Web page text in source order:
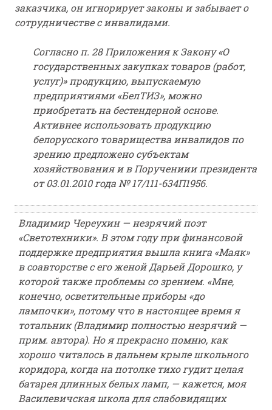
заказчика, он игнорирует законы и забывает о
сотрудничестве с инвалидами.
Согласно п. 28 Приложения к Закону «О
государственных закупках товаров (работ,
услуг)» продукцию, выпускаемую
предприятиями «БелТИЗ», можно
приобретать на бестендерной основе.
Активнее использовать продукцию
белорусского товарищества инвалидов по
зрению предложено субъектам
хозяйствования и в Поручениии президента
от 03.01.2010 года № 17/111-634П1956.
Владимир Череухин — незрячий поэт
«Светотехники». В этом году при финансовой
поддержке предприятия вышла книга «Маяк»
в соавторстве с его женой Дарьей Дорошко, у
которой также проблемы со зрением. «Мне,
конечно, осветительные приборы «до
лампочки», потому что в настоящее время я
тотальник (Владимир полностью незрячий —
прим. автора). Но я прекрасно помню, как
хорошо читалось в дальнем крыле школьного
коридора, когда на потолке тихо гудит целая
батарея длинных белых ламп, — кажется, моя
Василевичская школа для слабовидящих